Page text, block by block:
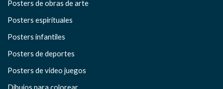
Posters de obras de arte
Posters espirituales
Posters infantiles
Posters de deportes
Posters de video juegos
Dibujos para colorear